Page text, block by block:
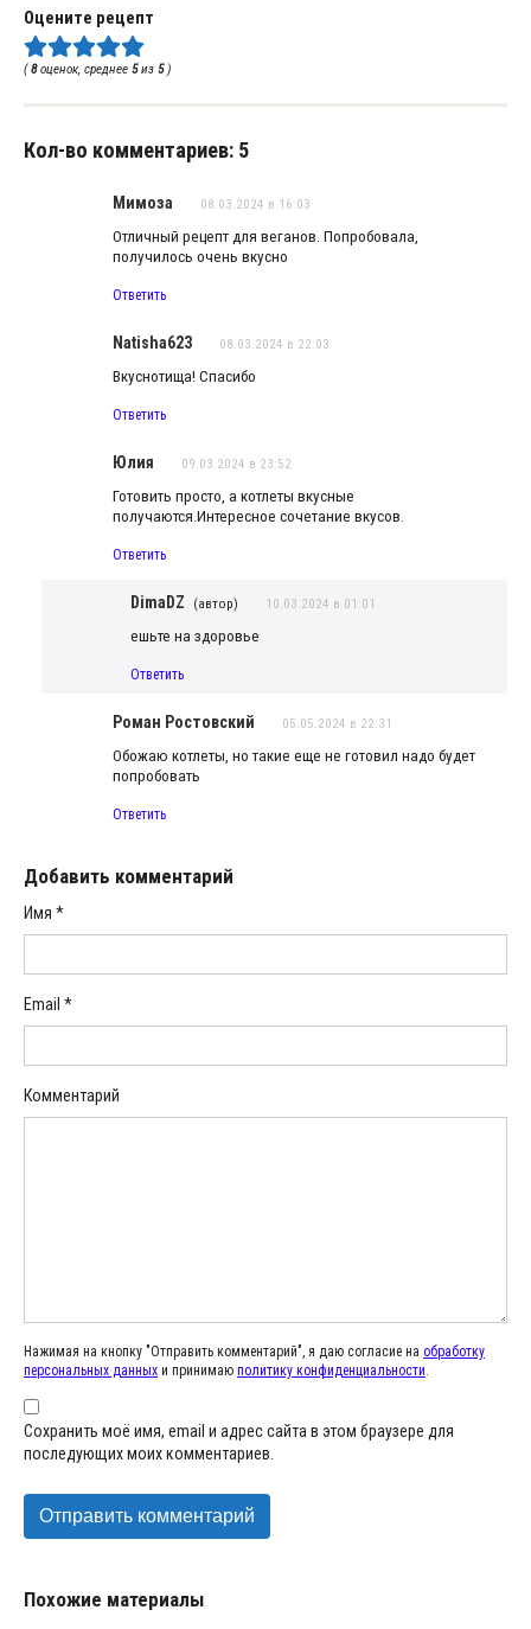
Оцените рецепт
(8оценок, среднее 5из 5)
Кол-во комментариев: 5
Мимоза 08.03.2024 в 16:03
Отличный рецепт для веганов. Попробовала,
получилось очень вкусно
Ответить
Natisha623 08.03.2024 в 22:03
Вкуснотища! Спасибо
Ответить
Юлия 09.03.2024 в 23:52
Готовить просто, а котлеты вкусные
получаются.Интересное сочетание вкусов.
Ответить
DimaDZ (автор) 10.03.2024 в 01:01
ешьте на здоровье
Ответить
Роман Ростовский 05.05.2024 в 22:31
Обожаю котлеты, но такие еще не готовил надо будет
попробовать
Ответить
Добавить комментарий
Имя *
Email *
Комментарий
Нажимая на кнопку "Отправить комментарий", я даю согласие на обработку
персональных данных и принимаю политику конфиденциальности
Сохранить моё имя, email и адрес сайта в этом браузере для
последующих моих комментариев.
Похожие материалы